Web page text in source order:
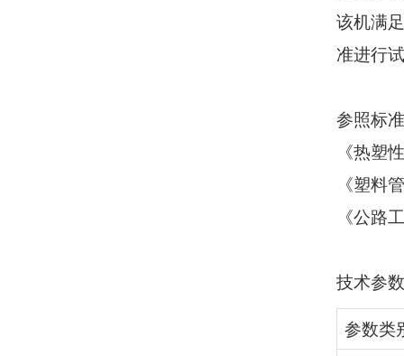
该机满
准进行
参照标
《热塑
《塑料
《公路
技术参数
参数类